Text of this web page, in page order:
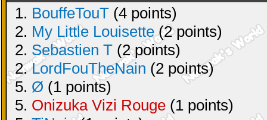
1. BouffeTouT (4 points)
2. My Little Louisette(2 points)
2. Sebastien T (2 points)
2.LordFouTheNain (2 points)
5. Ø (1 points)
5. Onizuka Vizi Rouge (1 points)